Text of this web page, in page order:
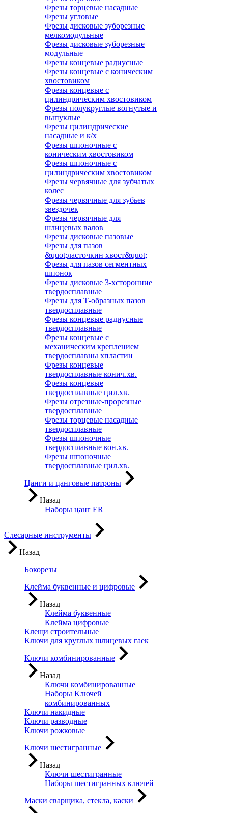
Фрезы торцевые насадные
Фрезы угловые
Фрезы дисковые зуборезные
мелкомодульные
Фрезы дисковые зуборезные
модульные
Фрезы концевые радиусные
Фрезы концевые с коническим
хвостовиком
Фрезы концевые с
цилиндрическим хвостовиком
Фрезы полукруглые вогнутые и
выпуклые
Фрезы цилиндрические
насадные и к/х
Фрезы шпоночные с
коническим хвостовиком
Фрезы шпоночные с
цилиндрическим хвостовиком
Фрезы червячные для зубчатых
колес
Фрезы червячные для зубьев
звездочек
Фрезы червячные для
шлицевых валов
Фрезы дисковые пазовые
Фрезы для пазов
&quot;ласточкин хвост&quot;
Фрезы для пазов сегментных
шпонок
Фрезы дисковые 3-хсторонние
твердосплавные
Фрезы для Т-образных пазов
твердосплавные
Фрезы концевые радиусные
твердосплавные
Фрезы концевые с
механическим креплением
твердосплавны хпластин
Фрезы концевые
твердосплавные конич.хв.
Фрезы концевые
твердосплавные цил.хв.
Фрезы отрезные-прорезные
твердосплавные
Фрезы торцевые насадные
твердосплавные
Фрезы шпоночные
твердосплавные кон.хв.
Фрезы шпоночные
твердосплавные цил.хв.
Цанги и цанговые патроны
Назад
Наборы цанг ER
Слесарные инструменты
Назад
Бокорезы
Клейма буквенные и цифровые
Назад
Клейма буквенные
Клейма цифровые
Клещи строительные
Ключи для круглых шлицевых гаек
Ключи комбинированные
Назад
Ключи комбинированные
Наборы Ключей
комбинированных
Ключи накидные
Ключи разводные
Ключи рожковые
Ключи шестигранные
Назад
Ключи шестигранные
Наборы шестигранных ключей
Маски сварщика, стекла, каски